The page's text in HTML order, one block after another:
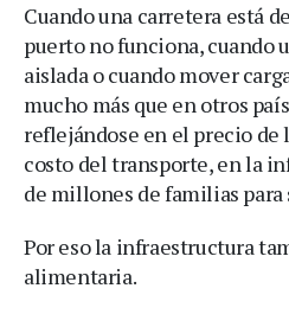
Cuando una carretera está
puerto no funciona, cuando
aislada o cuando mover
mucho más que en otros
reflejándose en el precio de
costo del transporte, en la
de millones de familias
Por eso la infraestructura
alimentaria.